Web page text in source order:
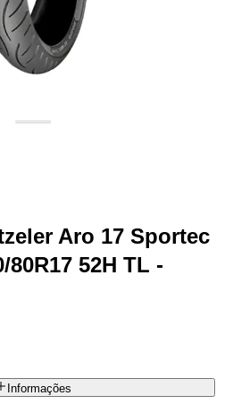
Aro 17 Sportec
80R17 52H TL -
Informações